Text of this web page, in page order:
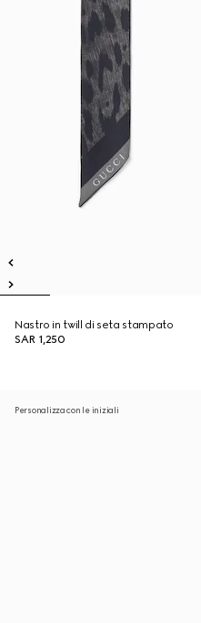
Nastro in twill di seta stampato
SAR 1,250
Personalizza con le iniziali